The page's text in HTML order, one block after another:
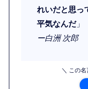
れいだと思っ
平気なんだ」
ー白洲 次郎
＼ この